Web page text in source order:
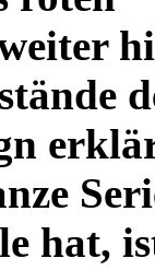
hat,